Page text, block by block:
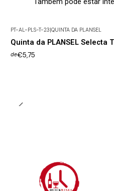
PT-AL-PLS-T-23|QUINTA DA PLANSEL
Quinta da PLANSEL Selecta
de€5,75